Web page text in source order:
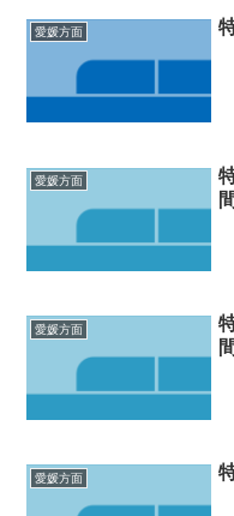
愛媛方面
愛媛方面
愛媛方面
愛媛方面